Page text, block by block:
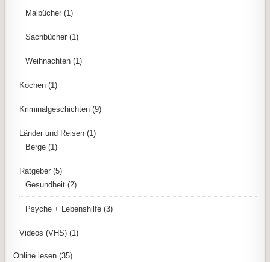
Malbücher (1)
Sachbücher (1)
Weihnachten (1)
Kochen (1)
Kriminalgeschichten (9)
Länder und Reisen (1)
Berge (1)
Ratgeber (5)
Gesundheit (2)
Psyche + Lebenshilfe (3)
Videos (VHS) (1)
Online lesen (35)